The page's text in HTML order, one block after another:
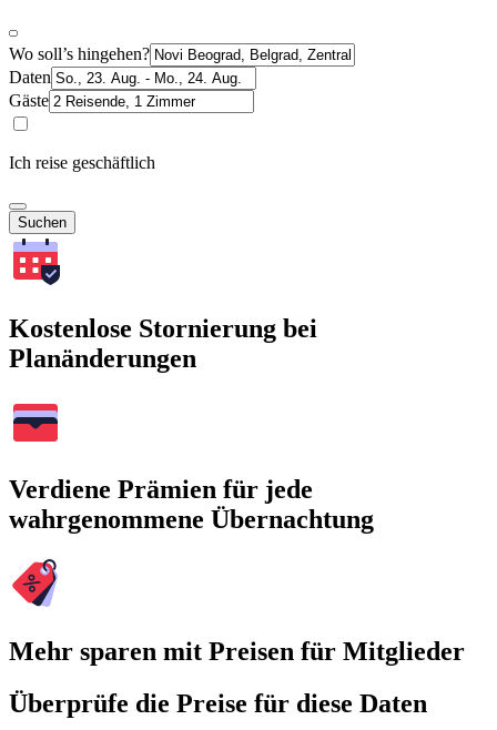
Wo soll’s hingehen?
Daten
Gäste
Ich reise geschäftlich
Suchen
Kostenlose Stornierung bei
Planänderungen
Verdiene Prämien für jede
wahrgenommene Übernachtung
Mehr sparen mit Preisen für Mitglieder
Überprüfe die Preise für diese Daten